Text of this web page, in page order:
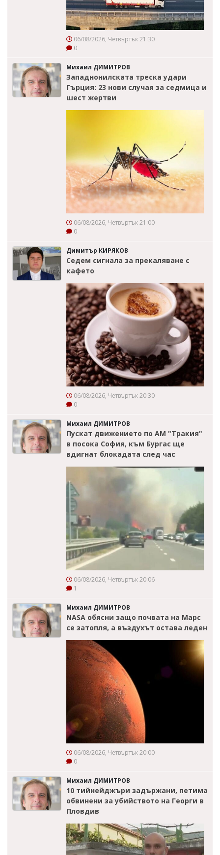
06/08/2026, Четвъртък 21:30
0
Михаил ДИМИТРОВ
Западнонилската треска удари
Гърция: 23 нови случая за седмица и
шест жертви
06/08/2026, Четвъртък 21:00
0
Димитър КИРЯКОВ
Седем сигнала за прекаляване с
кафето
06/08/2026, Четвъртък 20:30
0
Михаил ДИМИТРОВ
Пускат движението по АМ "Тракия"
в посока София, към Бургас ще
вдигнат блокадата след час
06/08/2026, Четвъртък 20:06
1
Михаил ДИМИТРОВ
NASA обясни защо почвата на Марс
се затопля, а въздухът остава леден
06/08/2026, Четвъртък 20:00
0
Михаил ДИМИТРОВ
10 тийнейджъри задържани, петима
обвинени за убийството на Георги в
Пловдив